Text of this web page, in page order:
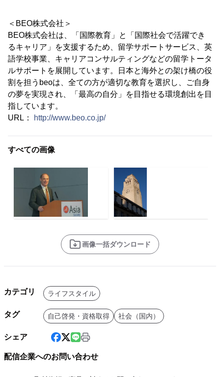
＜BEO株式会社＞
BEO株式会社は、「国際教育」と「国際社会で活躍でき
るキャリア」を支援するため、留学サポートサービス、英
語学校事業、キャリアコンサルティングなどの留学トータ
ルサポートを展開しています。日本と海外との架け橋の役
割を担うbeoは、全ての方が適切な教育を選択し、ご自身
の夢を実現され、「最高の自分」を目指せる環境創出を目
指しています。
URL：
http://www.beo.co.jp/
すべての画像
画像一括ダウンロード
カテゴリ ライフスタイル
タグ 自己啓発・資格取得 社会（国内）
シェア
配信企業へのお問い合わせ